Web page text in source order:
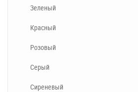
Зеленый
Красный
Розовый
Серый
Сиреневый